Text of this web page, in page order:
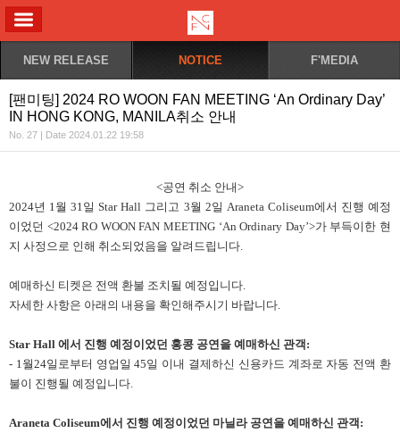
NEW RELEASE NOTICE F'MEDIA
[팬미팅] 2024 RO WOON FAN MEETING ‘An Ordinary Day’
IN HONG KONG, MANILA취소 안내
No. 27 | Date 2024.01.22 19:58
<공연 취소 안내>
2024년 1월 31일 Star Hall 그리고 3월 2일 Araneta Coliseum에서 진행 예정
이었던 <2024 RO WOON FAN MEETING ‘An Ordinary Day’>가 부득이한 현
지 사정으로 인해 취소되었음을 알려드립니다.
예매하신 티켓은 전액 환불 조치될 예정입니다.
자세한 사항은 아래의 내용을 확인해주시기 바랍니다.
Star Hall 에서 진행 예정이었던 홍콩 공연을 예매하신 관객:
- 1월24일로부터 영업일 45일 이내 결제하신 신용카드 계좌로 자동 전액 환
불이 진행될 예정입니다.
Araneta Coliseum에서 진행 예정이었던 마닐라 공연을 예매하신 관객: